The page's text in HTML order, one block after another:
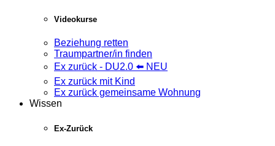
Videokurse
Beziehung retten
Traumpartner/in finden
Ex zurück - DU2.0 ⬅️ NEU
Ex zurück mit Kind
Ex zurück gemeinsame Wohnung
Wissen
Ex-Zurück